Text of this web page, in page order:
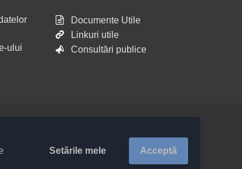
Setările mele Acceptă
ului
Documente Utile
Linkuri utile
Consultări publice
Hemeiuș 20313 /